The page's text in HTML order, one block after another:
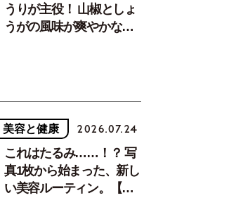
うりが主役！ 山椒としょ
うがの風味が爽やかな、
美容と健康 2026.07.24
これはたるみ……！？ 写
真1枚から始まった、新し
い美容ルーティン。【中